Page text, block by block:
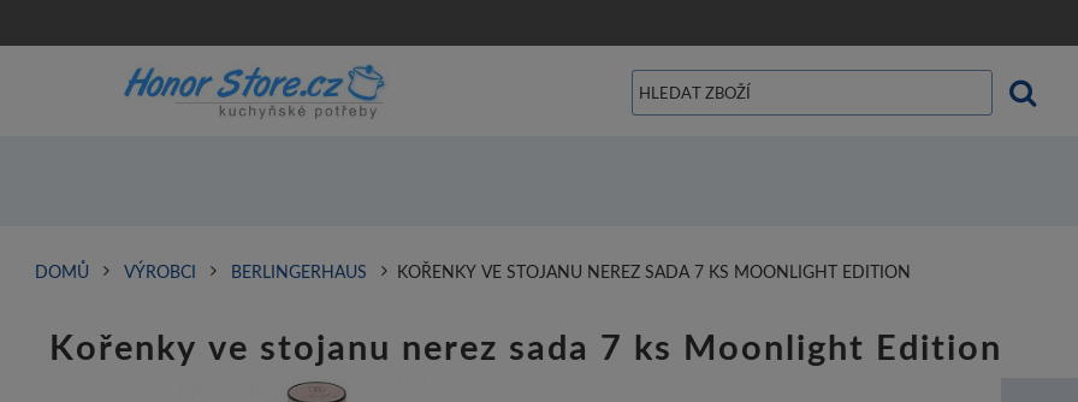
DOMŮ VÝROBCI BERLINGERHAUS KOŘENKY VE STOJANU NEREZ SADA 7 KS MOONLIGHT EDITION
Kořenky ve stojanu nerez sada 7 ks Moonlight Edition